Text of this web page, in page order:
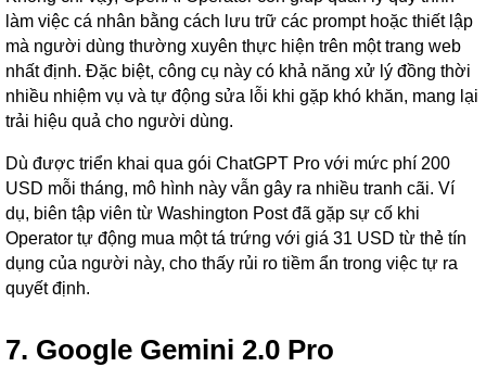
làm việc cá nhân bằng cách lưu trữ các prompt hoặc thiết lập
mà người dùng thường xuyên thực hiện trên một trang web
nhất định. Đặc biệt, công cụ này có khả năng xử lý đồng thời
nhiều nhiệm vụ và tự động sửa lỗi khi gặp khó khăn, mang lại
trải hiệu quả cho người dùng.
Dù được triển khai qua gói ChatGPT Pro với mức phí 200
USD mỗi tháng, mô hình này vẫn gây ra nhiều tranh cãi. Ví
dụ, biên tập viên từ Washington Post đã gặp sự cố khi
Operator tự động mua một tá trứng với giá 31 USD từ thẻ tín
dụng của người này, cho thấy rủi ro tiềm ẩn trong việc tự ra
quyết định.
7. Google Gemini 2.0 Pro